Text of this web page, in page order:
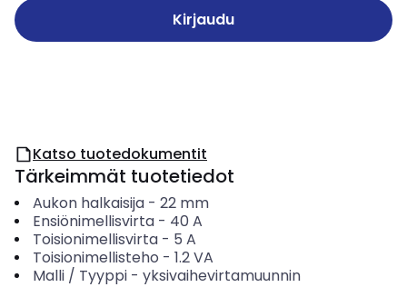
Kirjaudu
Katso tuotedokumentit
Tärkeimmät tuotetiedot
Aukon halkaisija- 22 mm
Ensiönimellisvirta- 40 A
Toisionimellisvirta- 5 A
Toisionimellisteho - 1.2VA
Malli / Tyyppi- yksivaihevirtamuunnin